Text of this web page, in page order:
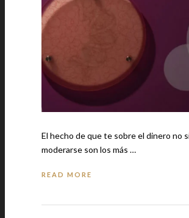
El hecho de que te sobre el dinero no significa que
moderarse son los más …
READ MORE